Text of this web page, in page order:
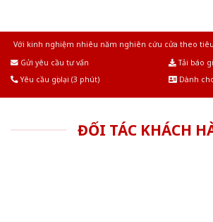
Với kinh nghiệm nhiêu năm nghiên cứu cửa theo
Gửi yêu cầu tư vấn
Tải báo
Yêu cầu gọi lại (3 phút)
Dành
ĐỐI TÁC KHÁCH